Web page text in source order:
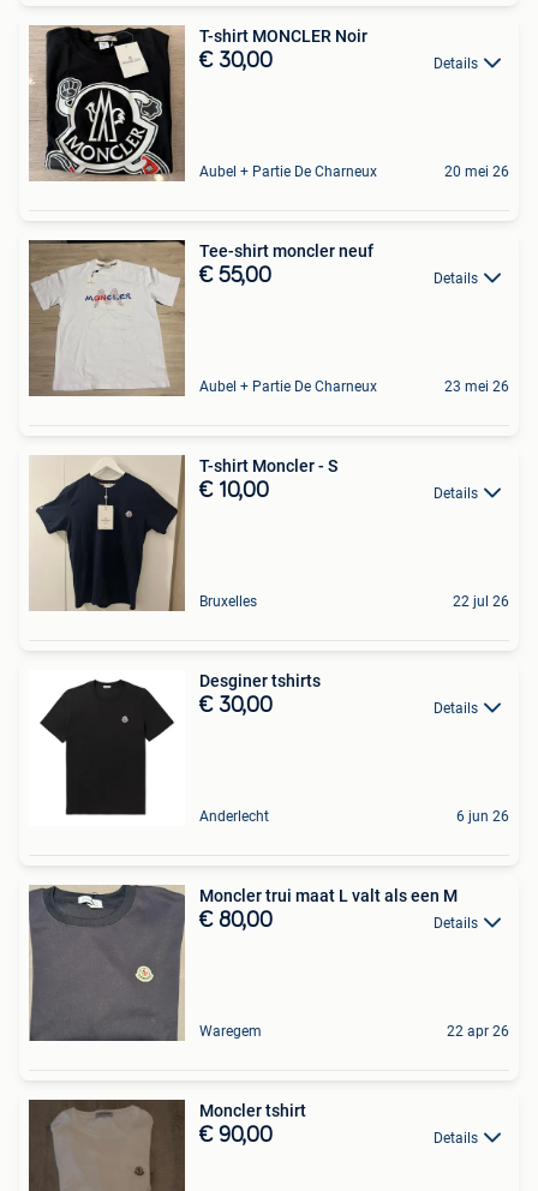
T-shirt MONCLER Noir
€ 30,00 Details
Aubel + Partie De Charneux 20 mei 26
Tee-shirt moncler neuf
€ 55,00 Details
Aubel + Partie De Charneux 23 mei 26
T-shirt Moncler - S
€ 10,00 Details
Bruxelles 22 jul 26
Desginer tshirts
€ 30,00 Details
Anderlecht 6 jun 26
Moncler trui maat L valt als een M
€ 80,00 Details
Waregem 22 apr 26
Moncler tshirt
€ 90,00 Details